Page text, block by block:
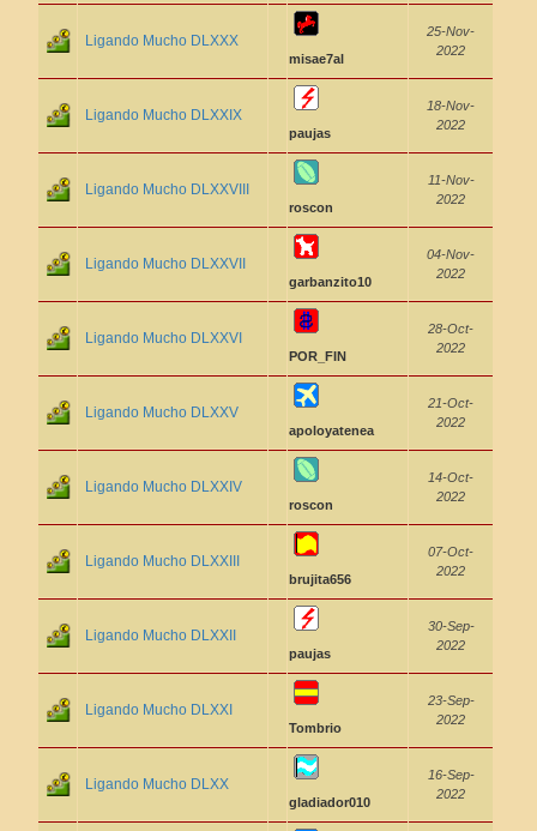
Ligando Mucho DLXXX
misae7al
25-Nov-
2022
Ligando Mucho DLXXIX
paujas
18-Nov-
2022
Ligando Mucho DLXXVIII
roscon
11-Nov-
2022
Ligando Mucho DLXXVII
garbanzito10
04-Nov-
2022
Ligando Mucho DLXXVI
POR_FIN
28-Oct-
2022
Ligando Mucho DLXXV
apoloyatenea
21-Oct-
2022
Ligando Mucho DLXXIV
roscon
14-Oct-
2022
Ligando Mucho DLXXIII
brujita656
07-Oct-
2022
Ligando Mucho DLXXII
paujas
30-Sep-
2022
Ligando Mucho DLXXI
Tombrio
23-Sep-
2022
Ligando Mucho DLXX
gladiador010
16-Sep-
2022